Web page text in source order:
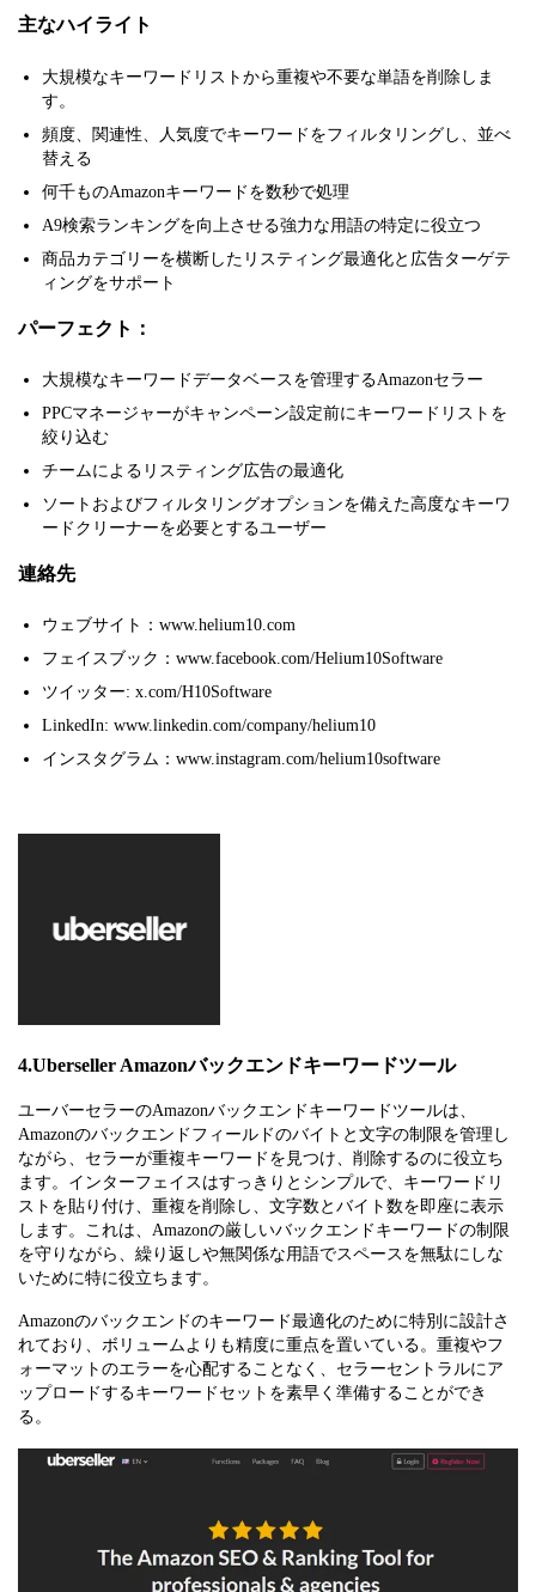
主なハイライト
大規模なキーワードリストから重複や不要な単語を削除しま
す。
頻度、関連性、人気度でキーワードをフィルタリングし、並べ
替える
何千ものAmazonキーワードを数秒で処理
A9検索ランキングを向上させる強力な用語の特定に役立つ
商品カテゴリーを横断したリスティング最適化と広告ターゲテ
ィングをサポート
パーフェクト：
大規模なキーワードデータベースを管理するAmazonセラー
PPCマネージャーがキャンペーン設定前にキーワードリストを
絞り込む
チームによるリスティング広告の最適化
ソートおよびフィルタリングオプションを備えた高度なキーワ
ードクリーナーを必要とするユーザー
連絡先
ウェブサイト：www.helium10.com
フェイスブック：www.facebook.com/Helium10Software
ツイッター: x.com/H10Software
LinkedIn: www.linkedin.com/company/helium10
インスタグラム：www.instagram.com/helium10software
4.Uberseller Amazonバックエンドキーワードツール
ユーバーセラーのAmazonバックエンドキーワードツールは、
Amazonのバックエンドフィールドのバイトと文字の制限を管理し
ながら、セラーが重複キーワードを見つけ、削除するのに役立ち
ます。インターフェイスはすっきりとシンプルで、キーワードリ
ストを貼り付け、重複を削除し、文字数とバイト数を即座に表示
します。これは、Amazonの厳しいバックエンドキーワードの制限
を守りながら、繰り返しや無関係な用語でスペースを無駄にしな
いために特に役立ちます。
Amazonのバックエンドのキーワード最適化のために特別に設計さ
れており、ボリュームよりも精度に重点を置いている。重複やフ
ォーマットのエラーを心配することなく、セラーセントラルにア
ップロードするキーワードセットを素早く準備することができ
る。